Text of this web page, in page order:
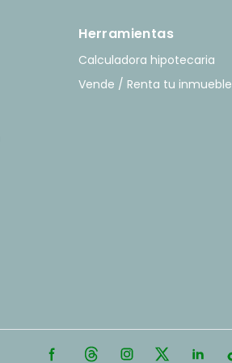
Herramientas
Calculadora hipotecaria
Vende / Renta tu inmueble